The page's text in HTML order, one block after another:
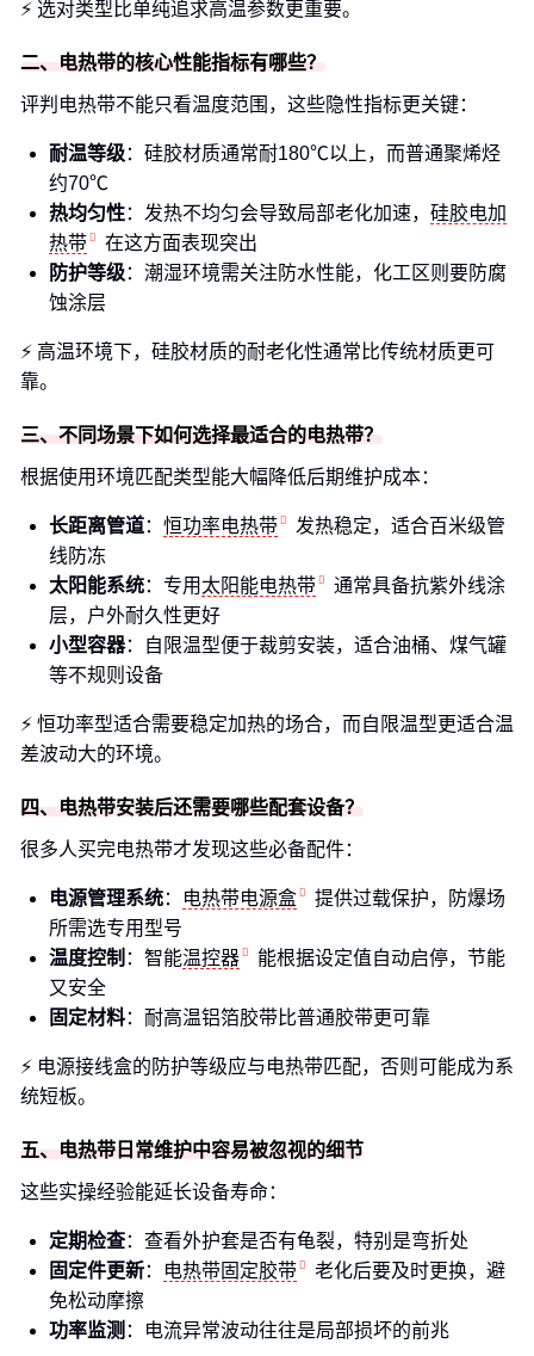
⚡ 选对类型比单纯追求高温参数更重要。
二、电热带的核心性能指标有哪些？
评判电热带不能只看温度范围，这些隐性指标更关键：
耐温等级：硅胶材质通常耐180℃以上，而普通聚烯烃
约70℃
热均匀性：发热不均匀会导致局部老化加速， 硅胶电加
热带
在这方面表现突出
防护等级：潮湿环境需关注防水性能，化工区则要防腐
蚀涂层
⚡ 高温环境下，硅胶材质的耐老化性通常比传统材质更可
靠。
三、不同场景下如何选择最适合的电热带？
根据使用环境匹配类型能大幅降低后期维护成本：
长距离管道： 恒功率电热带
发热稳定，适合百米级管
线防冻
太阳能系统：专用 太阳能电热带
通常具备抗紫外线涂
层，户外耐久性更好
小型容器：自限温型便于裁剪安装，适合油桶、煤气罐
等不规则设备
⚡ 恒功率型适合需要稳定加热的场合，而自限温型更适合温
差波动大的环境。
四、电热带安装后还需要哪些配套设备？
很多人买完电热带才发现这些必备配件：
电源管理系统： 电热带电源盒
提供过载保护，防爆场
所需选专用型号
温度控制 ：智能温控器
能根据设定值自动启停，节能
又安全
固定材料：耐高温铝箔胶带比普通胶带更可靠
⚡ 电源接线盒的防护等级应与电热带匹配，否则可能成为系
统短板。
五、电热带日常维护中容易被忽视的细节
这些实操经验能延长设备寿命：
定期检查：查看外护套是否有龟裂，特别是弯折处
固定件更新： 电热带固定胶带
老化后要及时更换，避
免松动摩擦
功率监测 ：电流异常波动往往是局部损坏的前兆